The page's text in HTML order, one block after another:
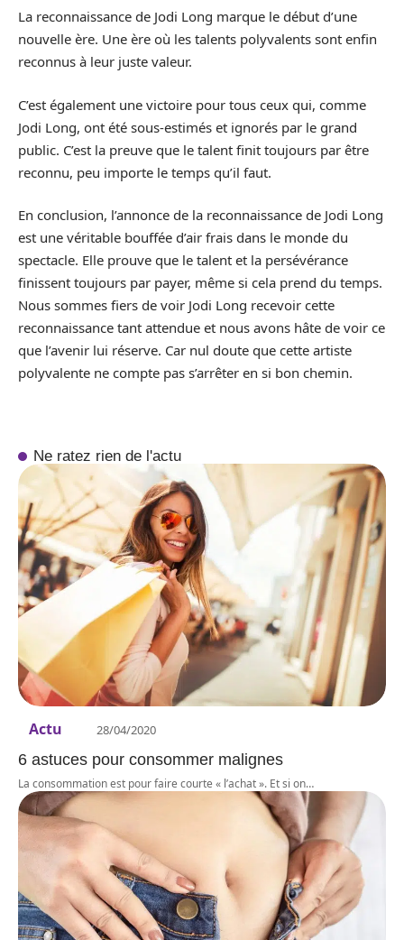
La reconnaissance de Jodi Long marque le début d’une
nouvelle ère. Une ère où les talents polyvalents sont enfin
reconnus à leur juste valeur.
C’est également une victoire pour tous ceux qui, comme
Jodi Long, ont été sous-estimés et ignorés par le grand
public. C’est la preuve que le talent finit toujours par être
reconnu, peu importe le temps qu’il faut.
En conclusion, l’annonce de la reconnaissance de Jodi Long
est une véritable bouffée d’air frais dans le monde du
spectacle. Elle prouve que le talent et la persévérance
finissent toujours par payer, même si cela prend du temps.
Nous sommes fiers de voir Jodi Long recevoir cette
reconnaissance tant attendue et nous avons hâte de voir ce
que l’avenir lui réserve. Car nul doute que cette artiste
polyvalente ne compte pas s’arrêter en si bon chemin.
Ne ratez rien de l'actu
Actu 28/04/2020
6 astuces pour consommer malignes
La consommation est pour faire courte « l’achat ». Et si on…